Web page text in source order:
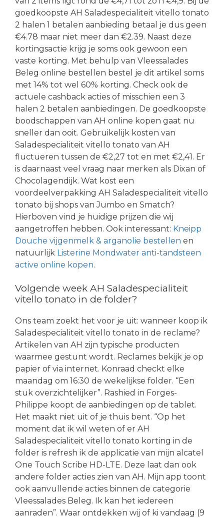
goedkoopste AH Saladespecialiteit vitello tonato
2 halen 1 betalen aanbieding betaal je dus geen
€4.78 maar niet meer dan €2.39. Naast deze
kortingsactie krijg je soms ook gewoon een
vaste korting. Met behulp van Vleessalades
Beleg online bestellen bestel je dit artikel soms
met 14% tot wel 60% korting. Check ook de
actuele cashback acties of misschien een 3
halen 2 betalen aanbiedingen. De goedkoopste
boodschappen van AH online kopen gaat nu
sneller dan ooit. Gebruikelijk kosten van
Saladespecialiteit vitello tonato van AH
fluctueren tussen de €2,27 tot en met €2,41. Er
is daarnaast veel vraag naar merken als Dixan of
Chocolagendijk. Wat kost een
voordeelverpakking AH Saladespecialiteit vitello
tonato bij shops van Jumbo en Smatch?
Hierboven vind je huidige prijzen die wij
aangetroffen hebben. Ook interessant: Kneipp
Douche vijgenmelk & arganolie bestellen en
natuurlijk Listerine Mondwater anti-tandsteen
active online kopen.
Volgende week AH Saladespecialiteit
vitello tonato in de folder?
Ons team zoekt het voor je uit: wanneer koop ik
Saladespecialiteit vitello tonato in de reclame?
Artikelen van AH zijn typische producten
waarmee gestunt wordt. Reclames bekijk je op
papier of via internet. Konraad checkt elke
maandag om 16:30 de wekelijkse folder. “Een
stuk overzichtelijker”. Rashied in Forges-
Philippe koopt de aanbiedingen op de tablet.
Het maakt niet uit of je thuis bent. “Op het
moment dat ik wil weten of er AH
Saladespecialiteit vitello tonato korting in de
folder is refresh ik de applicatie van mijn alcatel
One Touch Scribe HD-LTE. Deze laat dan ook
andere folder acties zien van AH. Mijn app toont
ook aanvullende acties binnen de categorie
Vleessalades Beleg. Ik kan het iedereen
aanraden”. Waar ontdekken wij of ki vandaag (9